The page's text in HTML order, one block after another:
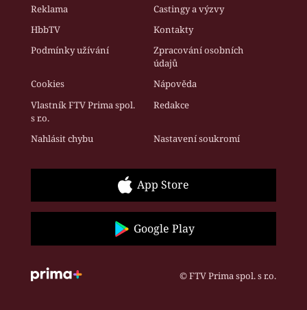
Reklama
Castingy a výzvy
HbbTV
Kontakty
Podmínky užívání
Zpracování osobních
údajů
Cookies
Nápověda
Vlastník FTV Prima spol.
s r.o.
Redakce
Nahlásit chybu Nastavení soukromí
App Store
Google Play
© FTV Prima spol. s r.o.